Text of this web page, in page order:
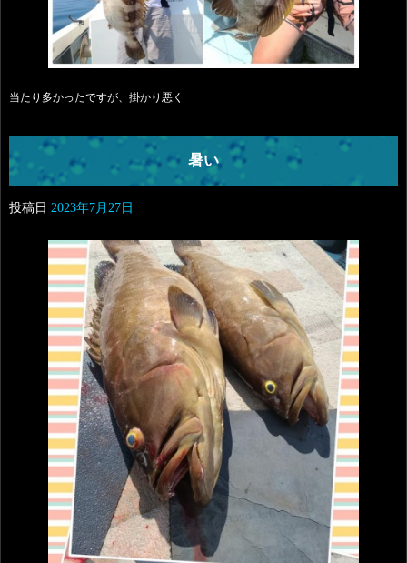
当たり多かったですが、掛かり悪く
暑い
投稿日 2023年7月27日